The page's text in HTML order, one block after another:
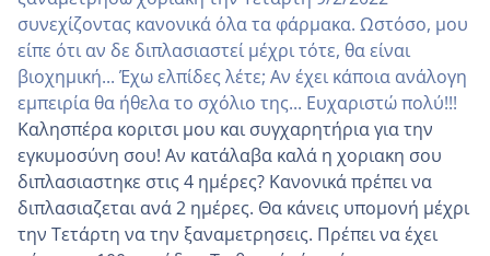
συνεχίζοντας κανονικά όλα τα φάρμακα. Ωστόσο, μου
είπε ότι αν δε διπλασιαστεί μέχρι τότε, θα είναι
βιοχημική... Έχω ελπίδες λέτε; Αν έχει κάποια ανάλογη
εμπειρία θα ήθελα το σχόλιο της... Ευχαριστώ πολύ!!!
Καλησπέρα κοριτσι μου και συγχαρητήρια για την
εγκυμοσύνη σου! Αν κατάλαβα καλά η χοριακη σου
διπλασιαστηκε στις 4 ημέρες? Κανονικά πρέπει να
διπλασιαζεται ανά 2 ημέρες. Θα κάνεις υπομονή μέχρι
την Τετάρτη να την ξαναμετρησεις. Πρέπει να έχει